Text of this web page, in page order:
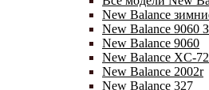
New Balance
New Balance 9060
New Balance 9060
New Balance XC-72
New Balance 2002r
New Balance 327